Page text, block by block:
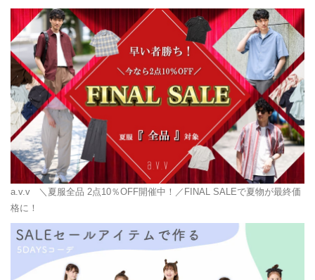
a.v.v ＼夏服全品 2点10％OFF開催中！／FINAL SALEで夏物が最終価
格に！